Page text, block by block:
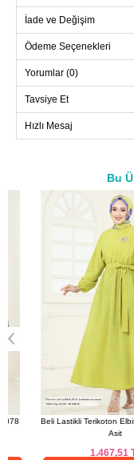
38
40
42
46
48
İade ve Değişim
Ödeme Seçenekleri
Yorumlar (0)
Tavsiye Et
Hızlı Mesaj
Bu
a>
Beli Lastikli Terikoton Elbise
1.467,51TL